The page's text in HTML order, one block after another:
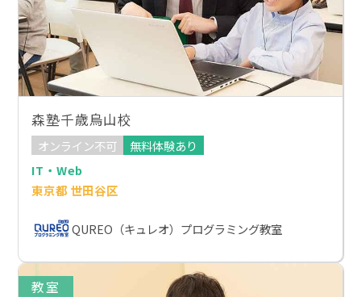
森塾千歳烏山校
オンライン不可
無料体験あり
IT・Web
東京都 世田谷区
QUREO（キュレオ）プログラミング教室
教室